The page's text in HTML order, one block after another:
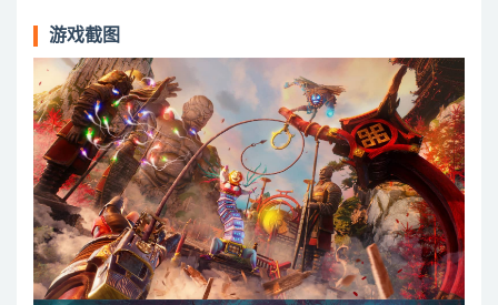
游戏截图